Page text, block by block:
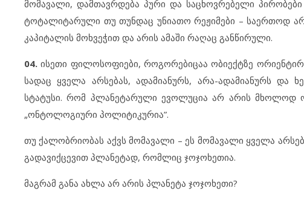
მომავალი, დამთავრდება პური და საცხოვრებელი
ტოტალიტარული თუ თუნდაც უნიათო რეჟიმები – საერთოდ
კაპიტალის მოხვეჭით და არის ამაში რაღაც განწირული.
04. ისეთი ფილოსოფიები, როგორებიცაა ობიექტზე
სადაც ყველა არსებას, ადამიანურს, არა-ადამიანურს
სტატუსი. რომ პლანეტარული ევოლუცია არ არის მხოლოდ
„ონტოლოგიური პოლიტიკურია”.
თუ ქალობრიობას აქვს მომავალი – ეს მომავალი ყველა
გადავიქცევით პლანეტად, რომლიც ჯოჯოხეთია.
მაგრამ განა ახლა არ არის პლანეტა ჯოჯოხეთი?